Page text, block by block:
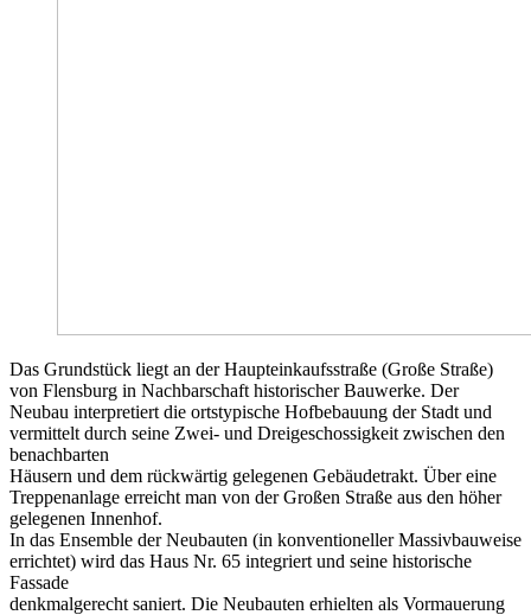
Das Grundstück liegt an der Haupteinkaufsstraße (Große Straße)
von Flensburg in Nachbarschaft historischer Bauwerke. Der
Neubau interpretiert die ortstypische Hofbebauung der Stadt und
vermittelt durch seine Zwei- und Dreigeschossigkeit zwischen den
benachbarten
Häusern und dem rückwärtig gelegenen Gebäudetrakt. Über eine
Treppenanlage erreicht man von der Großen Straße aus den höher
gelegenen Innenhof.
In das Ensemble der Neubauten (in konventioneller Massivbauweise
errichtet) wird das Haus Nr. 65 integriert und seine historische
Fassade
denkmalgerecht saniert. Die Neubauten erhielten als Vormauerung